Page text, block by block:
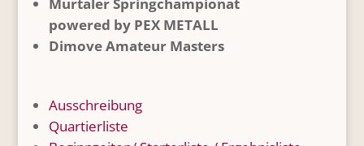
powered by PEX METALL
Dimove Amateur Masters
Ausschreibung
Quartierliste